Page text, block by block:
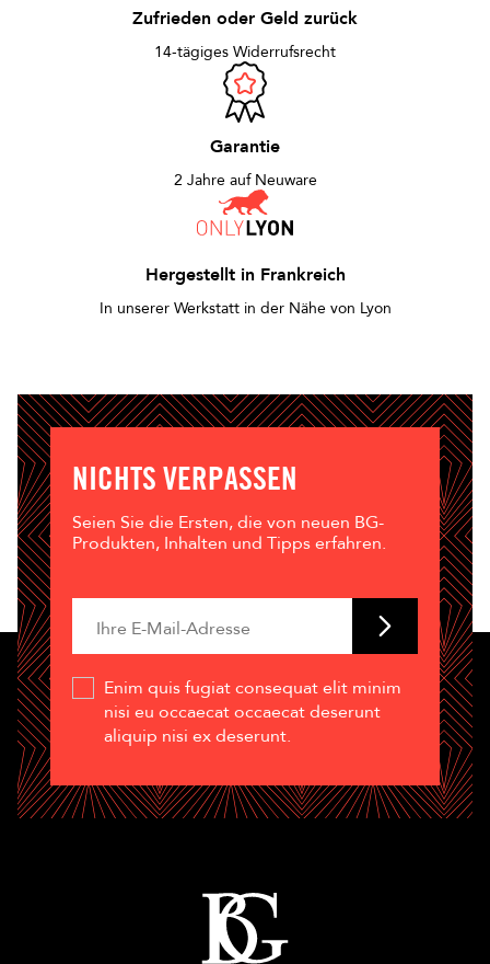
Zufrieden oder Geld zurück
14-tägiges Widerrufsrecht
Garantie
2 Jahre auf Neuware
Hergestellt in Frankreich
In unserer Werkstatt in der Nähe von Lyon
NICHTS VERPASSEN
Seien Sie die Ersten, die von neuen BG-
Produkten, Inhalten und Tipps erfahren.
Enim quis fugiat consequat elit minim
nisi eu occaecat occaecat deserunt
aliquip nisi ex deserunt.